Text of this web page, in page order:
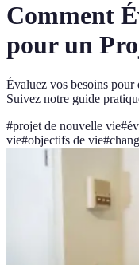
Comment
pour un
Évaluez vos besoins
Suivez notre guide
#projet de nouvelle vie#
vie#objectifs de vie#